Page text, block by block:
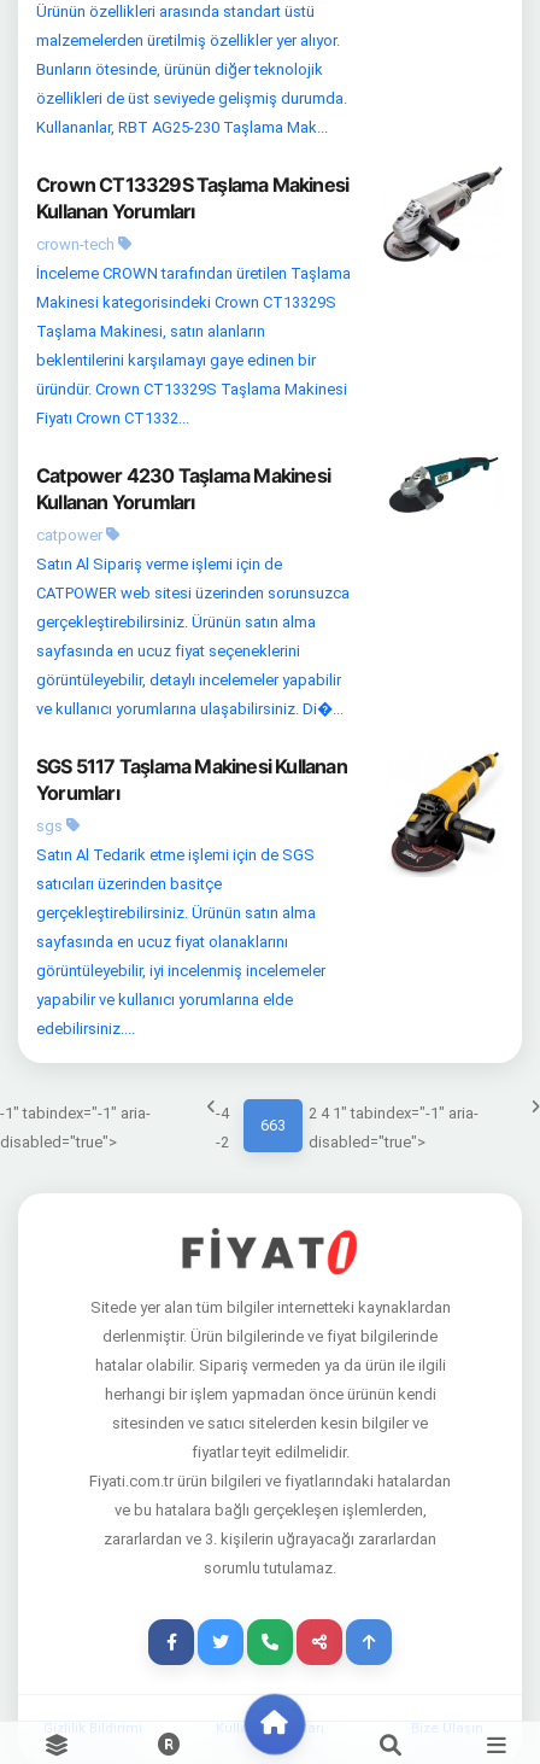
Ürünün özellikleri arasında standart üstü
malzemelerden üretilmiş özellikler yer alıyor.
Bunların ötesinde, ürünün diğer teknolojik
özellikleri de üst seviyede gelişmiş durumda.
Kullananlar, RBT AG25-230 Taşlama Mak...
Crown CT13329S Taşlama Makinesi
Kullanan Yorumları
crown-tech
İnceleme CROWN tarafından üretilen Taşlama
Makinesi kategorisindeki Crown CT13329S
Taşlama Makinesi, satın alanların
beklentilerini karşılamayı gaye edinen bir
üründür. Crown CT13329S Taşlama Makinesi
Fiyatı Crown CT1332...
Catpower 4230 Taşlama Makinesi
Kullanan Yorumları
catpower
Satın Al Sipariş verme işlemi için de
CATPOWER web sitesi üzerinden sorunsuzca
gerçekleştirebilirsiniz. Ürünün satın alma
sayfasında en ucuz fiyat seçeneklerini
görüntüleyebilir, detaylı incelemeler yapabilir
ve kullanıcı yorumlarına ulaşabilirsiniz. Di�...
SGS 5117 Taşlama Makinesi Kullanan
Yorumları
sgs
Satın Al Tedarik etme işlemi için de SGS
satıcıları üzerinden basitçe
gerçekleştirebilirsiniz. Ürünün satın alma
sayfasında en ucuz fiyat olanaklarını
görüntüleyebilir, iyi incelenmiş incelemeler
yapabilir ve kullanıcı yorumlarına elde
edebilirsiniz....
-1" tabindex="-1" aria-
disabled="true">
-4
-2
663
2 4 1" tabindex="-1" aria-
disabled="true">
Sitede yer alan tüm bilgiler internetteki kaynaklardan
derlenmiştir. Ürün bilgilerinde ve fiyat bilgilerinde
hatalar olabilir. Sipariş vermeden ya da ürün ile ilgili
herhangi bir işlem yapmadan önce ürünün kendi
sitesinden ve satıcı sitelerden kesin bilgiler ve
fiyatlar teyit edilmelidir.
Fiyati.com.tr ürün bilgileri ve fiyatlarındaki hatalardan
ve bu hatalara bağlı gerçekleşen işlemlerden,
zararlardan ve 3. kişilerin uğrayacağı zararlardan
sorumlu tutulamaz.
Gizlilik Bildirimi Kullanım Şartları Bize Ulaşın